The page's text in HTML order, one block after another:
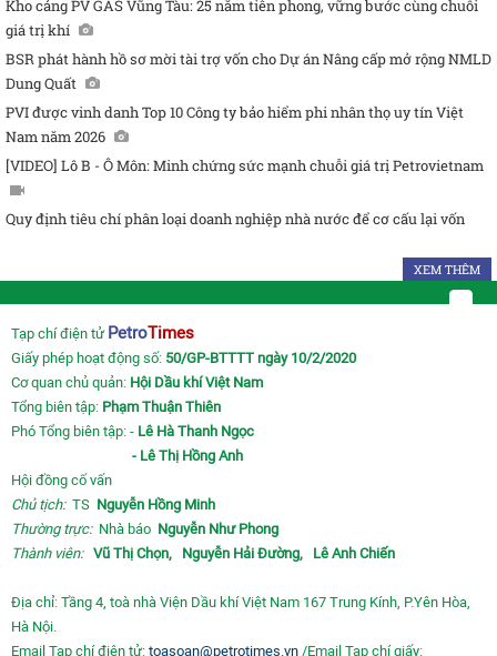
Kho cảng PV GAS Vũng Tàu: 25 năm tiên phong, vững bước cùng chuỗi
giá trị khí
BSR phát hành hồ sơ mời tài trợ vốn cho Dự án Nâng cấp mở rộng NMLD
Dung Quất
PVI được vinh danh Top 10 Công ty bảo hiểm phi nhân thọ uy tín Việt
Nam năm 2026
[VIDEO] Lô B - Ô Môn: Minh chứng sức mạnh chuỗi giá trị Petrovietnam
Quy định tiêu chí phân loại doanh nghiệp nhà nước để cơ cấu lại vốn
XEM THÊM
Tạp chí điện tử PetroTimes
Giấy phép hoạt động số: 50/GP-BTTTT ngày 10/2/2020
Cơ quan chủ quản: Hội Dầu khí Việt Nam
Tổng biên tập: Phạm Thuận Thiên
Phó Tổng biên tập: - Lê Hà Thanh Ngọc
- Lê Thị Hồng Anh
Hội đồng cố vấn
Chủ tịch:TS Nguyễn Hồng Minh
Thường trực: Nhà báo Nguyễn Như Phong
Thành viên: Vũ Thị Chọn, Nguyễn Hải Đường, Lê Anh Chiến
Địa chỉ: Tầng 4, toà nhà Viện Dầu khí Việt Nam 167 Trung Kính, P.Yên Hòa,
Hà Nội.
Email Tạp chí điện tử: toasoan@petrotimes.vn /Email Tạp chí giấy: